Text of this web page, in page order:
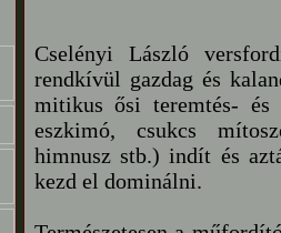
Cselényi László
rendkívül gazdag és
mitikus ősi teremtés- és
eszkimó, csukcs
himnusz stb.) indít és
kezd el dominálni.